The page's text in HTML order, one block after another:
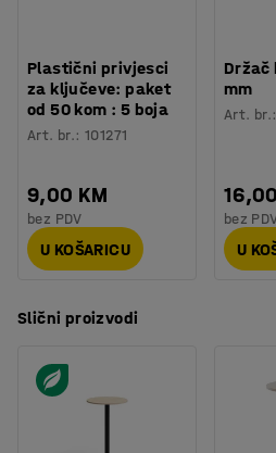
Montaža: Dolazi nesastavljeno
Testirano: EN 15372
Kvaliteta - Eko oznaka
Plastični privjesci
za ključeve: paket
od 50 kom : 5 boja
Art. br.:101271
9,00 KM
bez PDV
U KOŠARICU
mm
Art. br.:
bez
U
Slični proizvodi